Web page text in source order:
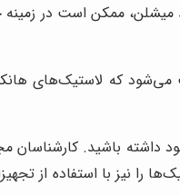
میشلن، ممکن است در
می‌شود که لاستیک‌های
باشید. کارشناسان
را نیز با استفاده از